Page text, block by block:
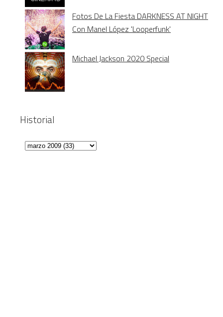
Fotos De La Fiesta DARKNESS AT NIGHT
Con Manel López 'Looperfunk'
Michael Jackson 2020 Special
Historial